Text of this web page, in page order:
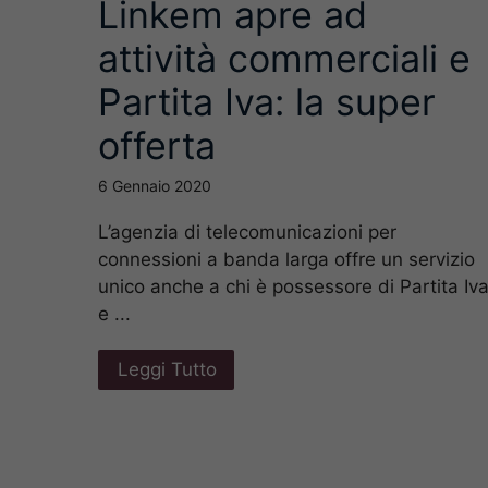
Linkem apre ad
attività commerciali e
Partita Iva: la super
offerta
6 Gennaio 2020
L’agenzia di telecomunicazioni per
connessioni a banda larga offre un servizio
unico anche a chi è possessore di Partita Iva
e ...
Leggi Tutto